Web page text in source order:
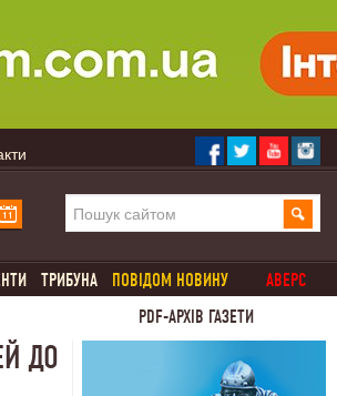
ТРИБУНА ПОВІДОМ НОВИНУ
АВЕРС
PDF-АРХІВ ГАЗЕТИ
ДО